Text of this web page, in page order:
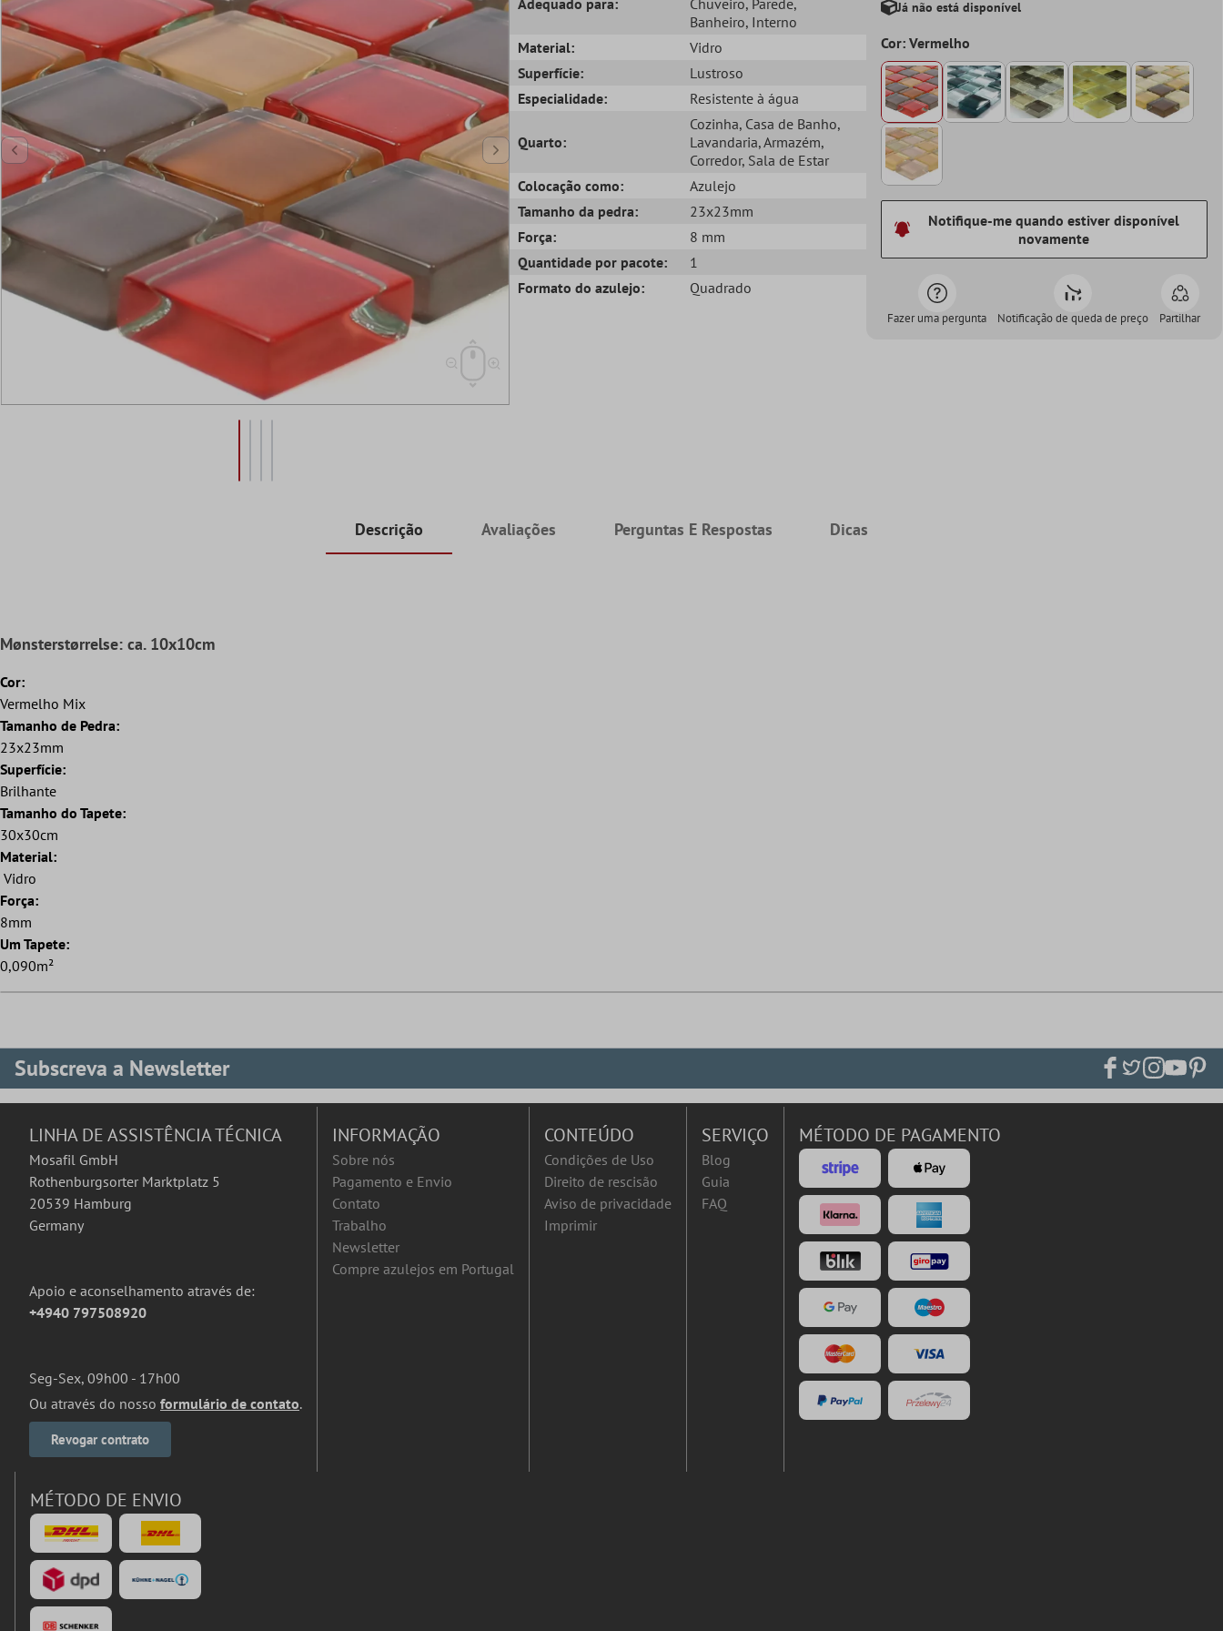
Banheiro, Interno
Material:
Vidro
Superfície:
Lustroso
Especialidade:
Resistente à água
Quarto:
Cozinha, Casa de Banho,
Lavandaria, Armazém,
Corredor, Sala de Estar
Colocação como:
Azulejo
Tamanho da pedra:
23x23mm
Força:
8 mm
Quantidade por pacote:
1
Formato do azulejo:
Quadrado
Já não está disponível
Cor: Vermelho
Notifique-me quando estiver disponível
novamente
Fazer uma pergunta Notificação de queda de preço Partilhar
Descrição Avaliações Perguntas E Respostas Dicas
Mønsterstørrelse: ca. 10x10cm
Cor:
Vermelho Mix
Tamanho de Pedra:
23x23mm
Superfície:
Brilhante
Tamanho do Tapete:
30x30cm
Material:
Vidro
Força:
8mm
Um Tapete:
0,090m²
Subscreva a Newsletter
LINHA DE ASSISTÊNCIA TÉCNICA
Mosafil GmbH
Rothenburgsorter Marktplatz 5
20539 Hamburg
Germany
Apoio e aconselhamento através de:
+4940 797508920
Seg-Sex, 09h00 - 17h00
Ou através do nosso formulário de contato.
Revogar contrato
INFORMAÇÃO
Sobre nós
Pagamento e Envio
Contato
Trabalho
Newsletter
Compre azulejos em Portugal
CONTEÚDO
Condições de Uso
Direito de rescisão
Aviso de privacidade
Imprimir
SERVIÇO
Blog
Guia
FAQ
MÉTODO DE PAGAMENTO
MÉTODO DE ENVIO